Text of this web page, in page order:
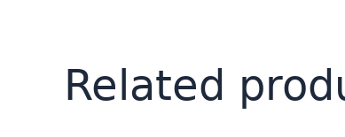
Related